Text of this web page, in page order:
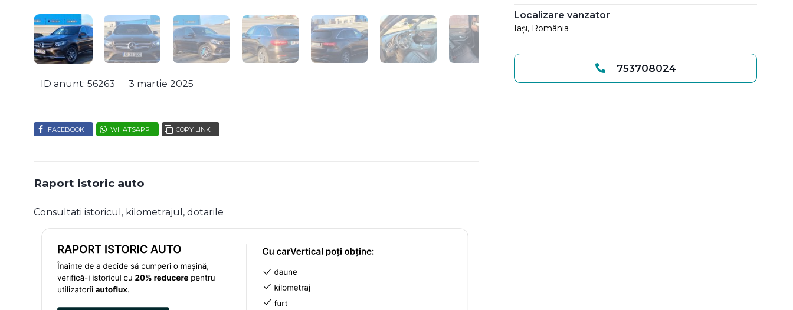
ID anunt: 56263 3 martie 2025
FACEBOOK WHATSAPP COPY LINK
Raport istoric auto
Consultati istoricul, kilometrajul, dotarile
Localizare vanzator
Iași, România
753708024